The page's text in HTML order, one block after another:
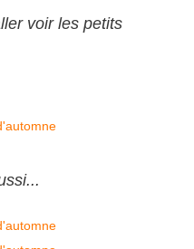
voir les petits